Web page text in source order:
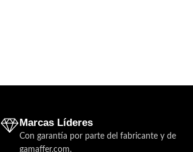
Marcas Líderes
Con garantía por parte del fabricante y de
gamaffer.com.